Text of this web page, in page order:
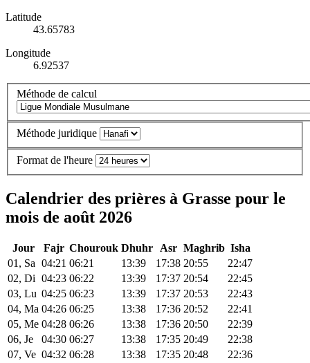
Latitude
43.65783
Longitude
6.92537
Méthode de calcul
Méthode juridique
Format de l'heure
Calendrier des prières à Grasse pour le
mois de août 2026
Jour Fajr Chourouk Dhuhr Asr Maghrib Isha
01, Sa 04:21 06:21 13:39 17:38 20:55
22:47
02, Di 04:23 06:22 13:39 17:37 20:54
22:45
03, Lu 04:25 06:23 13:39 17:37 20:53
22:43
04, Ma 04:26 06:25 13:38 17:36 20:52
22:41
05, Me 04:28 06:26 13:38 17:36 20:50
22:39
06, Je
04:30 06:27 13:38 17:35 20:49
22:38
07, Ve 04:32 06:28 13:38 17:35 20:48
22:36